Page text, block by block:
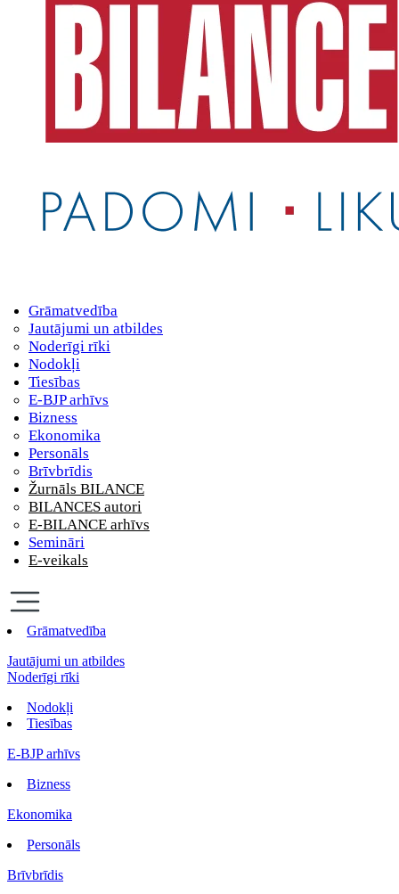
Grāmatvedība
Jautājumi un atbildes
Noderīgi rīki
Nodokļi
Tiesības
E-BJP arhīvs
Bizness
Ekonomika
Personāls
Brīvbrīdis
Žurnāls BILANCE
BILANCES autori
E-BILANCE arhīvs
Semināri
E-veikals
Grāmatvedība
Jautājumi un atbildes
Noderīgi rīki
Nodokļi
Tiesības
E-BJP arhīvs
Bizness
Ekonomika
Personāls
Brīvbrīdis